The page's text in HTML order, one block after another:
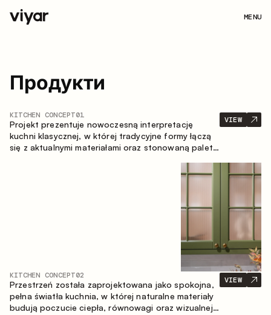
MENU
Продукти
KITCHEN CONCEPT01
Projekt prezentuje nowoczesną interpretację
kuchni klasycznej, w której tradycyjne formy łączą
się z aktualnymi materiałami oraz stonowaną paletą
kompozycja zabudowy tworzy komfortową i
VIEW
KITCHEN CONCEPT02
Przestrzeń została zaprojektowana jako spokojna,
pełna światła kuchnia, w której naturalne materiały
budują poczucie ciepła, równowagi oraz wizualnej
VIEW